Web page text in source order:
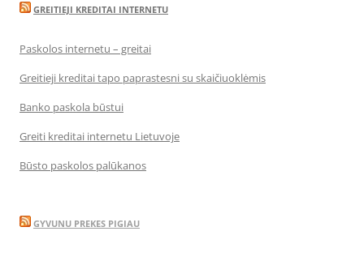
GREITIEJI KREDITAI INTERNETU
Paskolos internetu – greitai
Greitieji kreditai tapo paprastesni su skaičiuoklėmis
Banko paskola būstui
Greiti kreditai internetu Lietuvoje
Būsto paskolos palūkanos
GYVUNU PREKES PIGIAU